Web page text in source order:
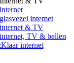
internet
& TV
TV & bellen
internet